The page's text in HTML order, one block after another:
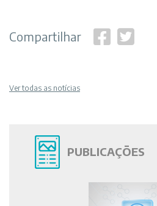
Compartilhar
Ver todas as notícias
PUBLICAÇÕES